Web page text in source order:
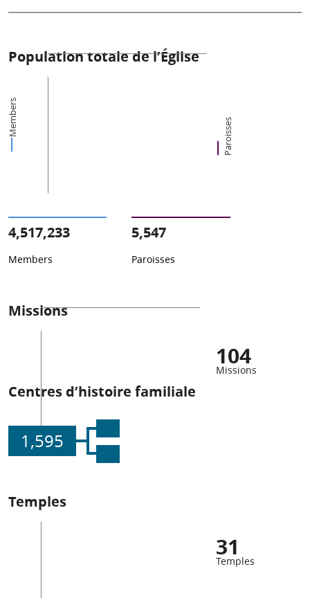
Population totale de l’Église
Members Paroisses
4,517,233
Members
5,547
Paroisses
Missions
104
Missions
Centres d’histoire familiale
1,595
Temples
31
Temples